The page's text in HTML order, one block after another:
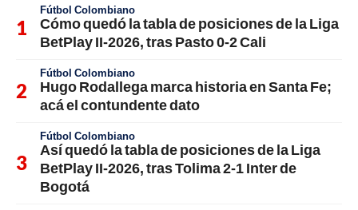
Fútbol Colombiano
Cómo quedó la tabla de posiciones de la Liga
BetPlay II-2026, tras Pasto 0-2 Cali
Fútbol Colombiano
Hugo Rodallega marca historia en Santa Fe;
acá el contundente dato
Fútbol Colombiano
Así quedó la tabla de posiciones de la Liga
BetPlay II-2026, tras Tolima 2-1 Inter de
Bogotá